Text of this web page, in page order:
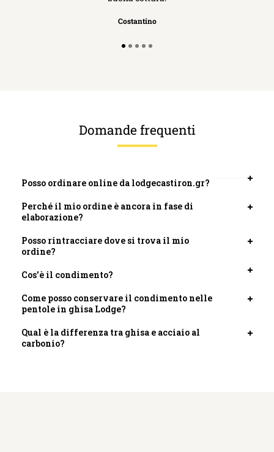
Costantino
Domande frequenti
Posso ordinare online da lodgecastiron.gr?
scheda
Perché il mio ordine è ancora in fase di
elaborazione?
Posso rintracciare dove si trova il mio
ordine?
scheda
Cos'è il condimento?
scheda
Come posso conservare il condimento nelle
pentole in ghisa Lodge?
Qual è la differenza tra ghisa e acciaio al
carbonio?